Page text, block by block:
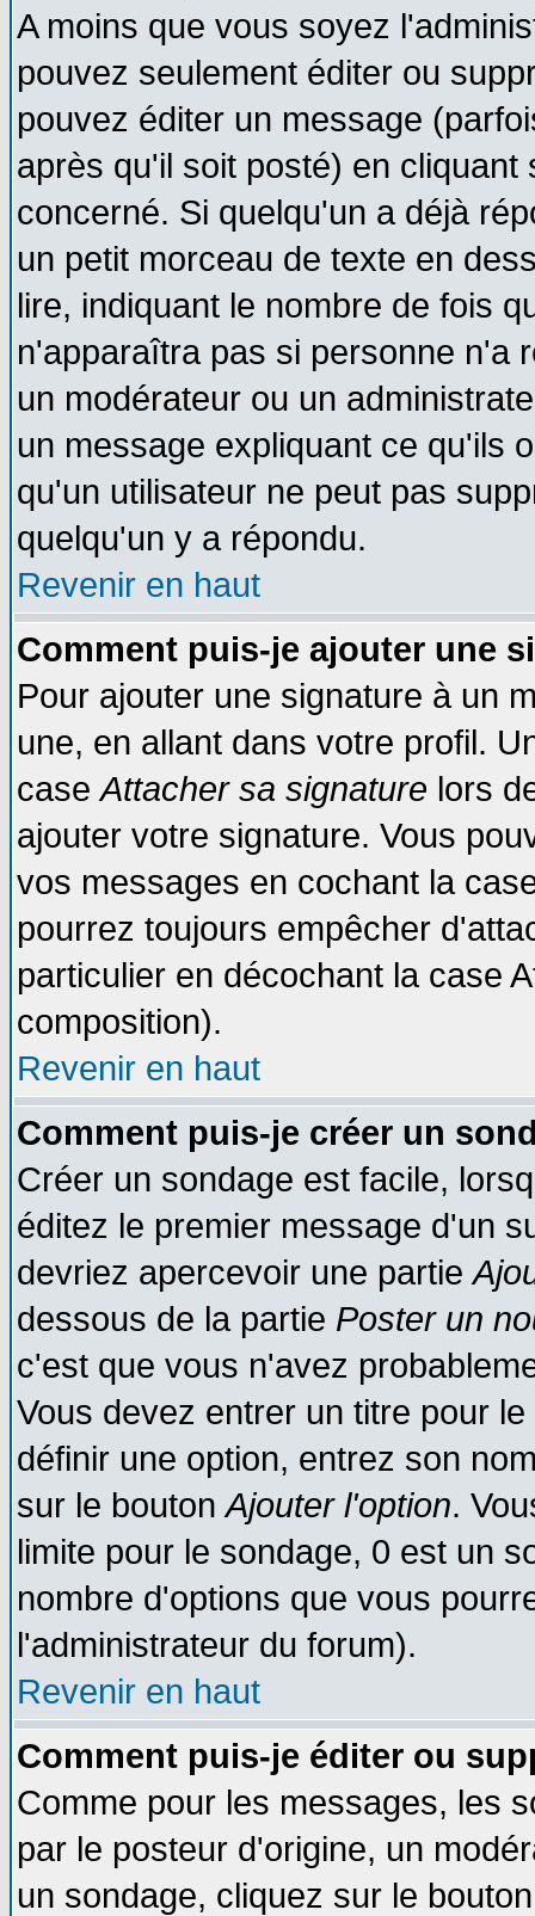
A moins que vous soyez
pouvez seulement éditer ou
pouvez éditer un message
après qu'il soit posté) en
concerné. Si quelqu'un a déjà
un petit morceau de texte en
lire, indiquant le nombre de fois
n'apparaîtra pas si personne n'a
un modérateur ou un
un message expliquant ce qu'ils
qu'un utilisateur ne peut pas
quelqu'un y a répondu.
Revenir en haut
Comment puis-je ajouter une
Pour ajouter une signature à un
une, en allant dans votre profil.
caseAttacher sa signature lors
ajouter votre signature. Vous
vos messages en cochant la
pourrez toujours empêcher
particulier en décochant la case
composition).
Revenir en haut
Comment puis-je créer un
Créer un sondage est facile,
éditez le premier message d'un
devriez apercevoir une partie
dessous de la partie Poster un
c'est que vous n'avez
Vous devez entrer un titre pour
définir une option, entrez son
sur le boutonAjouter l'option.
limite pour le sondage, 0 est un
nombre d'options que vous
l'administrateur du forum).
Revenir en haut
Comment puis-je éditer ou
Comme pour les messages, les
par le posteur d'origine, un
un sondage, cliquez sur le